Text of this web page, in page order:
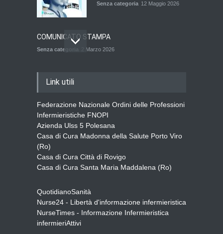
Senza categoria 12 Maggio 2026
COMUNICATO STAMPA
Senza categoria 2 Marzo 2026
BANDO DI AVVISO PUBBLICO
Senza categoria
18 Novembre 2025
Link utili
Federazione Nazionale Ordini delle Professioni
Infermieristiche FNOPI
Azienda Ulss 5 Polesana
Casa di Cura Madonna della Salute Porto Viro
(Ro)
Casa di Cura Città di Rovigo
Casa di Cura Santa Maria Maddalena (Ro)
QuotidianoSanità
Nurse24 - Libertà d'informazione infermieristica
NurseTimes - Informazione Infermieristica
infermieriAttivi